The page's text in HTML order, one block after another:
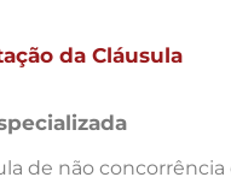
da Cláusula
de não